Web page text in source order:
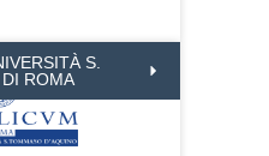
S.
ROMA